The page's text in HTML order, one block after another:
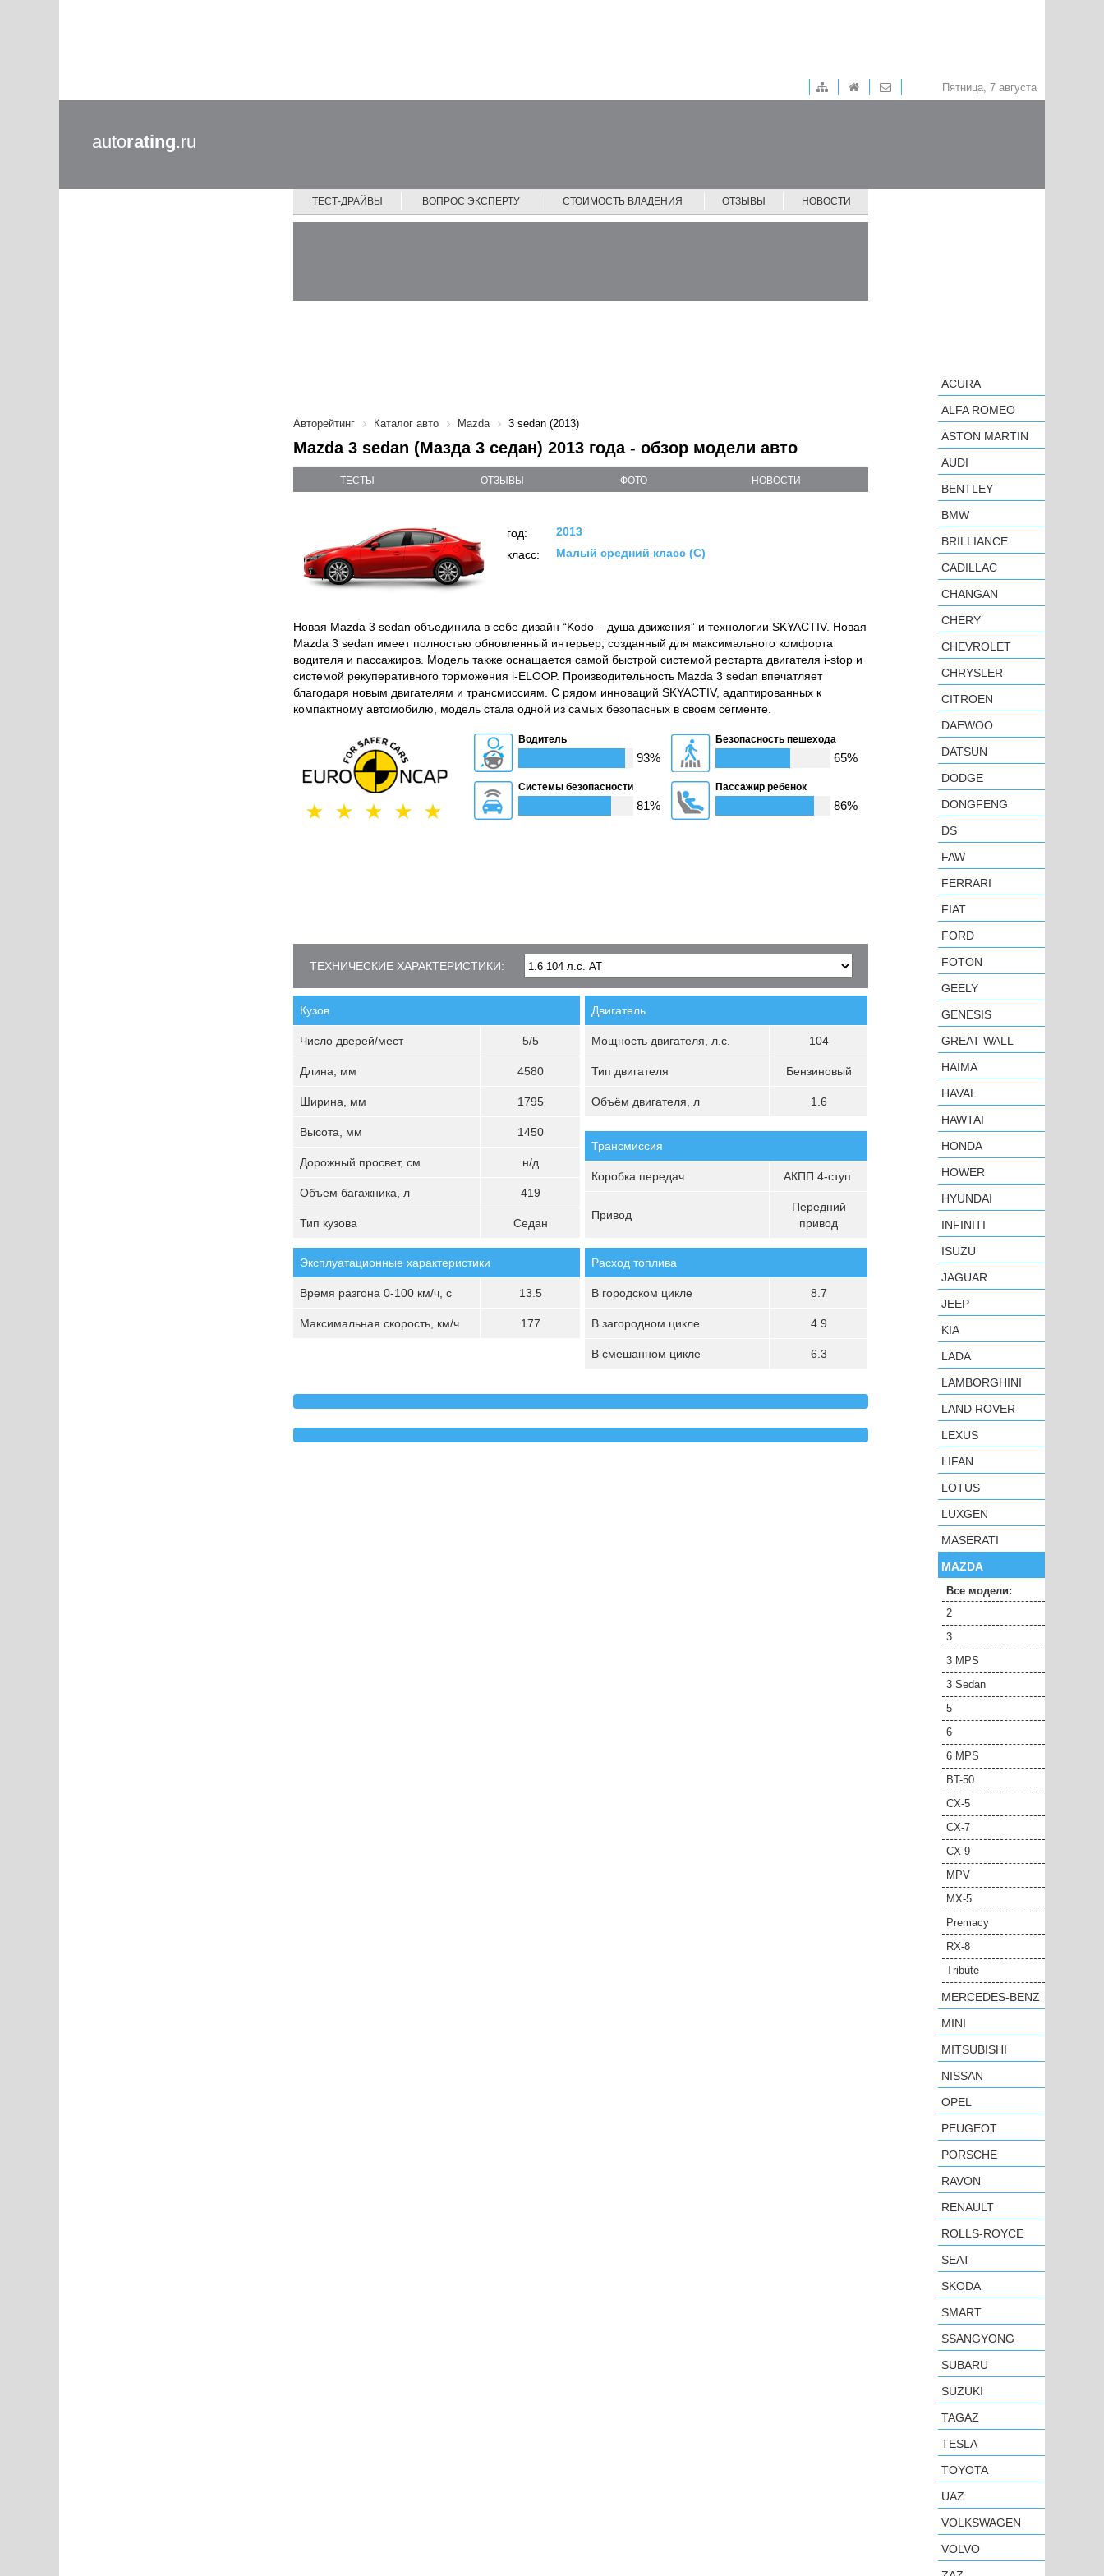
Пятница, 7 августа
autorating.ru
ТЕСТ-ДРАЙВЫ ВОПРОС ЭКСПЕРТУ СТОИМОСТЬ ВЛАДЕНИЯ ОТЗЫВЫ НОВОСТИ
Авторейтинг Каталог авто Mazda 3 sedan (2013)
Mazda 3 sedan (Мазда 3 седан) 2013 года - обзор модели авто
ТЕСТЫ ОТЗЫВЫ ФОТО НОВОСТИ
год:
2013
класс:
Малый средний класс (C)
Новая Mazda 3 sedan объединила в себе дизайн “Kodo – душа движения” и технологии SKYACTIV. Новая
Mazda 3 sedan имеет полностью обновленный интерьер, созданный для максимального комфорта
водителя и пассажиров. Модель также оснащается самой быстрой системой рестарта двигателя i-stop и
системой рекуперативного торможения i-ELOOP. Производительность Mazda 3 sedan впечатляет
благодаря новым двигателям и трансмиссиям. С рядом инноваций SKYACTIV, адаптированных к
компактному автомобилю, модель стала одной из самых безопасных в своем сегменте.
Водитель
93%
Безопасность пешехода
65%
Системы безопасности
81%
Пассажир ребенок
86%
ТЕХНИЧЕСКИЕ ХАРАКТЕРИСТИКИ:
Кузов
Число дверей/мест 5/5
Длина, мм 4580
Ширина, мм 1795
Высота, мм 1450
Дорожный просвет, см н/д
Объем багажника, л 419
Тип кузова Седан
Двигатель
Мощность двигателя, л.с. 104
Тип двигателя Бензиновый
Объём двигателя, л 1.6
Трансмиссия
Коробка передач АКПП 4-ступ.
Привод
Передний
привод
Эксплуатационные характеристики
Время разгона 0-100 км/ч, с 13.5
Максимальная скорость, км/ч 177
Расход топлива
В городском цикле 8.7
В загородном цикле 4.9
В смешанном цикле 6.3
ACURA
ALFA ROMEO
ASTON MARTIN
AUDI
BENTLEY
BMW
BRILLIANCE
CADILLAC
CHANGAN
CHERY
CHEVROLET
CHRYSLER
CITROEN
DAEWOO
DATSUN
DODGE
DONGFENG
DS
FAW
FERRARI
FIAT
FORD
FOTON
GEELY
GENESIS
GREAT WALL
HAIMA
HAVAL
HAWTAI
HONDA
HOWER
HYUNDAI
INFINITI
ISUZU
JAGUAR
JEEP
KIA
LADA
LAMBORGHINI
LAND ROVER
LEXUS
LIFAN
LOTUS
LUXGEN
MASERATI
MAZDA
Все модели:
2
3
3 MPS
3 Sedan
5
6
6 MPS
BT-50
CX-5
CX-7
CX-9
MPV
MX-5
Premacy
RX-8
Tribute
MERCEDES-BENZ
MINI
MITSUBISHI
NISSAN
OPEL
PEUGEOT
PORSCHE
RAVON
RENAULT
ROLLS-ROYCE
SEAT
SKODA
SMART
SSANGYONG
SUBARU
SUZUKI
TAGAZ
TESLA
TOYOTA
UAZ
VOLKSWAGEN
VOLVO